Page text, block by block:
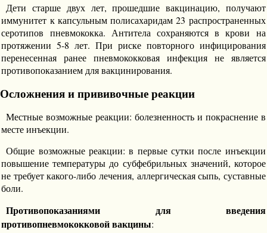
Дети старше двух лет, прошедшие вакцинацию, получают
иммунитет к капсульным полисахаридам 23 распространенных
серотипов пневмококка. Антитела сохраняются в крови на
протяжении 5-8 лет. При риске повторного инфицирования
перенесенная ранее пневмококковая инфекция не является
противопоказанием для вакцинирования.
Осложнения и прививочные реакции
Местные возможные реакции: болезненность и покраснение в
месте инъекции.
Общие возможные реакции: в первые сутки после инъекции
повышение температуры до субфебрильных значений, которое
не требует какого-либо лечения, аллергическая сыпь, суставные
боли.
Противопоказаниями для введения
противопневмококковой вакцины: